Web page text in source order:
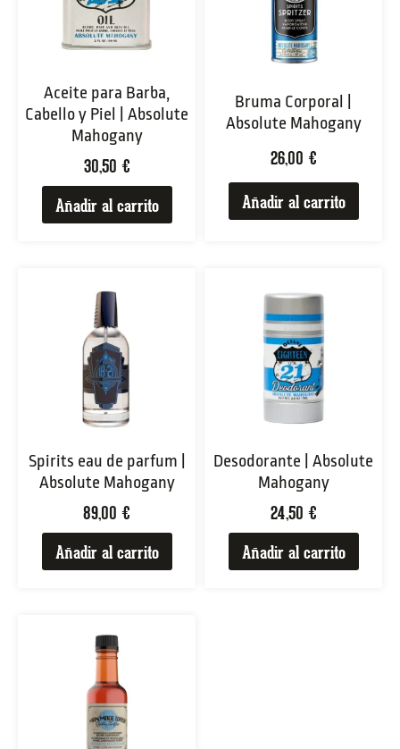
Aceite para Barba,
Cabello y Piel | Absolute
Mahogany
30,50 €
Añadir al carrito
Bruma Corporal |
Absolute Mahogany
26,00 €
Añadir al carrito
Spirits eau de parfum |
Absolute Mahogany
89,00 €
Añadir al carrito
Desodorante | Absolute
Mahogany
24,50 €
Añadir al carrito